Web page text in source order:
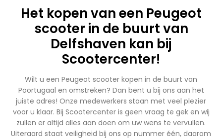
Het kopen van een Peugeot
scooter in de buurt van
Delfshaven kan bij
Scootercenter!
Wilt u een Peugeot scooter kopen in de buurt van
Poortugaal en omstreken? Dan bent u bij ons aan het
juiste adres! Onze medewerkers staan met veel plezier
voor u klaar. Bij Scootercenter is geen vraag te gek en wij
zullen er altijd alles aan doen om uw wens te vervullen.
Uiteraard staat veiligheid bij ons op nummer één, daarom